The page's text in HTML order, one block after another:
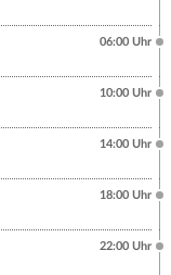
06:00 Uhr
10:00 Uhr
14:00 Uhr
18:00 Uhr
22:00 Uhr